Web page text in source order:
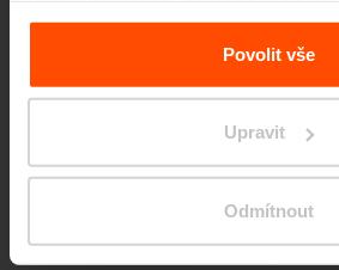
osobních údajů.
Povolit vše
Upravit
Odmítnout
Studenti
před školou
I malé změny mohou mít velký
Události
Kolo je dnes